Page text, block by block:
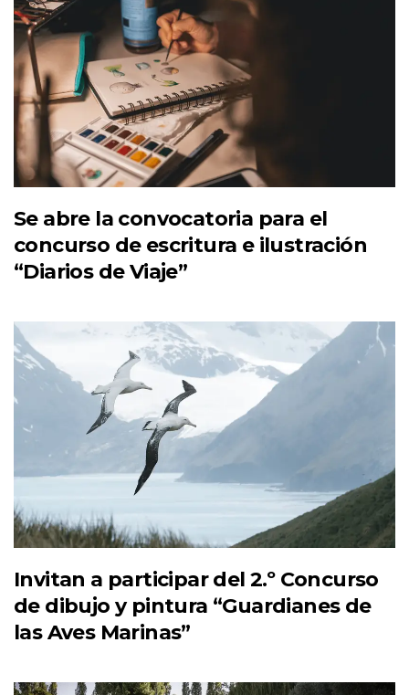
Se abre la convocatoria para el
concurso de escritura e ilustración
“Diarios de Viaje”
Invitan a participar del 2.º Concurso
de dibujo y pintura “Guardianes de
las Aves Marinas”